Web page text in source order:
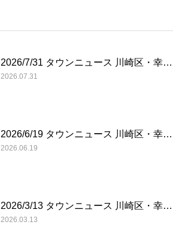
2026/7/31 タウンニュース 川崎区・幸…
2026.07.31
2026/6/19 タウンニュース 川崎区・幸…
2026.06.19
2026/3/13 タウンニュース 川崎区・幸…
2026.03.13